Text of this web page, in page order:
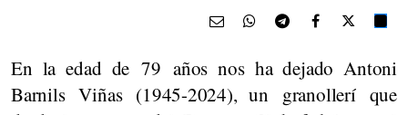
En la edad de 79 años nos ha dejado Antoni
Barnils Viñas (1945-2024), un granollerí que